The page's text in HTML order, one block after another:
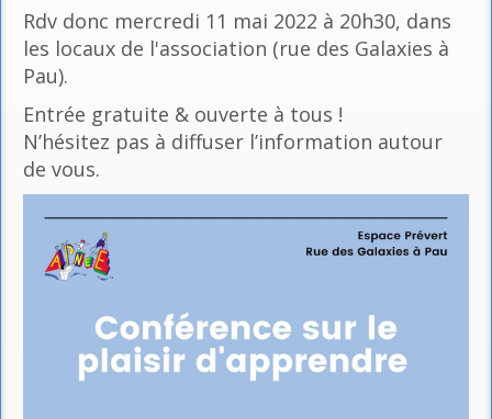
Rdv donc mercredi 11 mai 2022 à 20h30, dans
les locaux de l'association (rue des Galaxies à
Pau).
Entrée gratuite & ouverte à tous !
N’hésitez pas à diffuser l’information autour
de vous.